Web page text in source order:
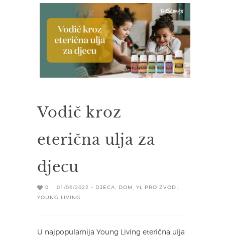
Vodič kroz
eterična ulja za
djecu
0 01/06/2022 - DJECA DOM YL PROIZVODI
YOUNG LIVING
U najpopularnija Young Living eterična ulja